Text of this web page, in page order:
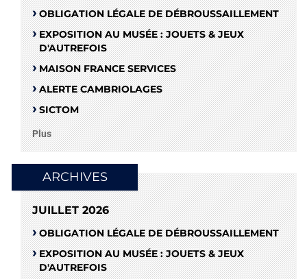
OBLIGATION LÉGALE DE DÉBROUSSAILLEMENT
EXPOSITION AU MUSÉE : JOUETS & JEUX
D'AUTREFOIS
MAISON FRANCE SERVICES
ALERTE CAMBRIOLAGES
SICTOM
Plus
ARCHIVES
JUILLET 2026
OBLIGATION LÉGALE DE DÉBROUSSAILLEMENT
EXPOSITION AU MUSÉE : JOUETS & JEUX
D'AUTREFOIS